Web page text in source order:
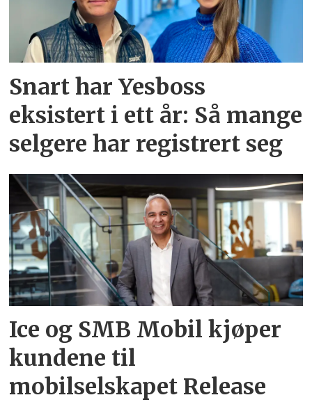
Snart har Yesboss
eksistert i ett år: Så mange
selgere har registrert seg
Ice og SMB Mobil kjøper
kundene til
mobilselskapet Release